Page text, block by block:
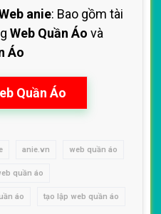
anie: Bao gồm tài
Web Quần Áo và
Áo
Quần Áo
anie.vn web quần áo
quần áo
áo tạo lập web quần áo